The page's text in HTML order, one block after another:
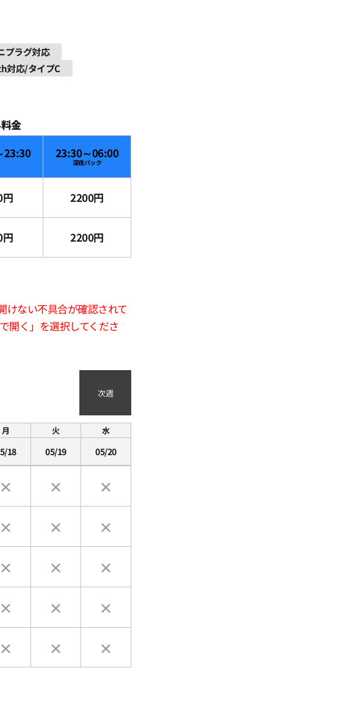
プラグ対応
応/タイプC
金
23:30 23:30～06:00
深夜パック
2200円
2200円
けない不具合が確認されて
開く」を選択してくださ
次週
月
18
火
05/19
水
05/20